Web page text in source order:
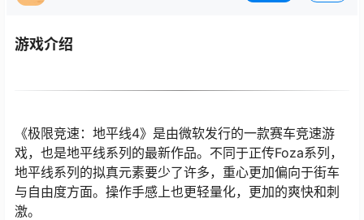
游戏介绍
《极限竞速：地平线4》是由微软发行的一款赛车竞速游
戏，也是地平线系列的最新作品。不同于正传Foza系列，
地平线系列的拟真元素要少了许多，重心更加偏向于街车
与自由度方面。操作手感上也更轻量化，更加的爽快和刺
激。